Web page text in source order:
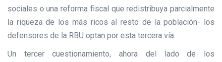
sociales o una reforma fiscal que redistribuya parcialmente
la riqueza de los más ricos al resto de la población- los
defensores de la RBU optan por esta tercera vía.
Un tercer cuestionamiento, ahora del lado de los